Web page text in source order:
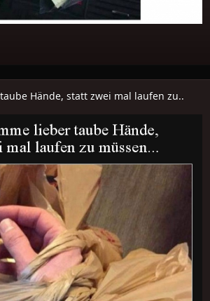
Hände, statt zwei mal laufen zu..